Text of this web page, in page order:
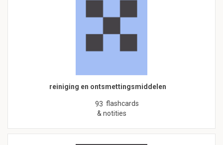
reiniging en ontsmettingsmiddelen
93 flashcards
& notities